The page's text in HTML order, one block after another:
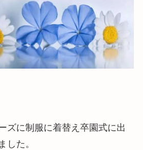
ズに制服に着替え卒園式に出
した。